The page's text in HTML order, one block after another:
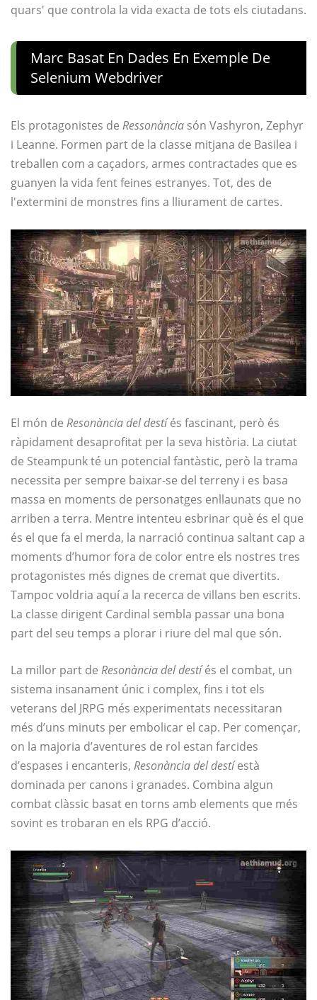
quars' que controla la vida exacta de tots els ciutadans.
Marc Basat En Dades En Exemple De
Selenium Webdriver
Els protagonistes de Ressonància són Vashyron, Zephyr
i Leanne. Formen part de la classe mitjana de Basilea i
treballen com a caçadors, armes contractades que es
guanyen la vida fent feines estranyes. Tot, des de
l'extermini de monstres fins a lliurament de cartes.
El món de Resonància del destíés fascinant, però és
ràpidament desaprofitat per la seva història. La ciutat
de Steampunk té un potencial fantàstic, però la trama
necessita per sempre baixar-se del terreny i es basa
massa en moments de personatges enllaunats que no
arriben a terra. Mentre intenteu esbrinar què és el que
és el que fa el merda, la narració continua saltant cap a
moments d’humor fora de color entre els nostres tres
protagonistes més dignes de cremat que divertits.
Tampoc voldria aquí a la recerca de villans ben escrits.
La classe dirigent Cardinal sembla passar una bona
part del seu temps a plorar i riure del mal que són.
La millor part de Resonància del destíés el combat, un
sistema insanament únic i complex, fins i tot els
veterans del JRPG més experimentats necessitaran
més d’uns minuts per embolicar el cap. Per començar,
on la majoria d’aventures de rol estan farcides
d’espases i encanteris, Resonància del destíestà
dominada per canons i granades. Combina algun
combat clàssic basat en torns amb elements que més
sovint es trobaran en els RPG d’acció.